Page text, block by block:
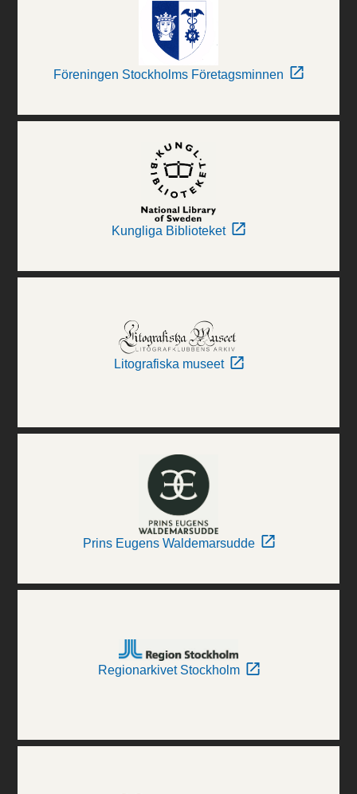
Föreningen Stockholms Företagsminnen
Kungliga Biblioteket
Litografiska museet
Prins Eugens Waldemarsudde
Regionarkivet Stockholm